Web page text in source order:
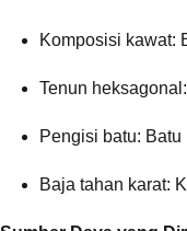
Komposisi kawat:
Tenun
Pengisi batu:
Baja tahan karat: